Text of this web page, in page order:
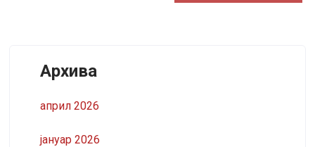
Архива
април 2026
јануар 2026